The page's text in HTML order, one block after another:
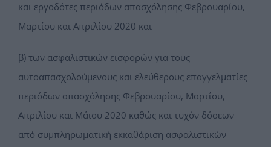
και εργοδότες περιόδων απασχόλησης Φεβρουαρίου,
Μαρτίου και Απριλίου 2020 και
β) των ασφαλιστικών εισφορών για τους
αυτοαπασχολούμενους και ελεύθερους επαγγελματίες
περιόδων απασχόλησης Φεβρουαρίου, Μαρτίου,
Απριλίου και Μάιου 2020 καθώς και τυχόν δόσεων
από συμπληρωματική εκκαθάριση ασφαλιστικών